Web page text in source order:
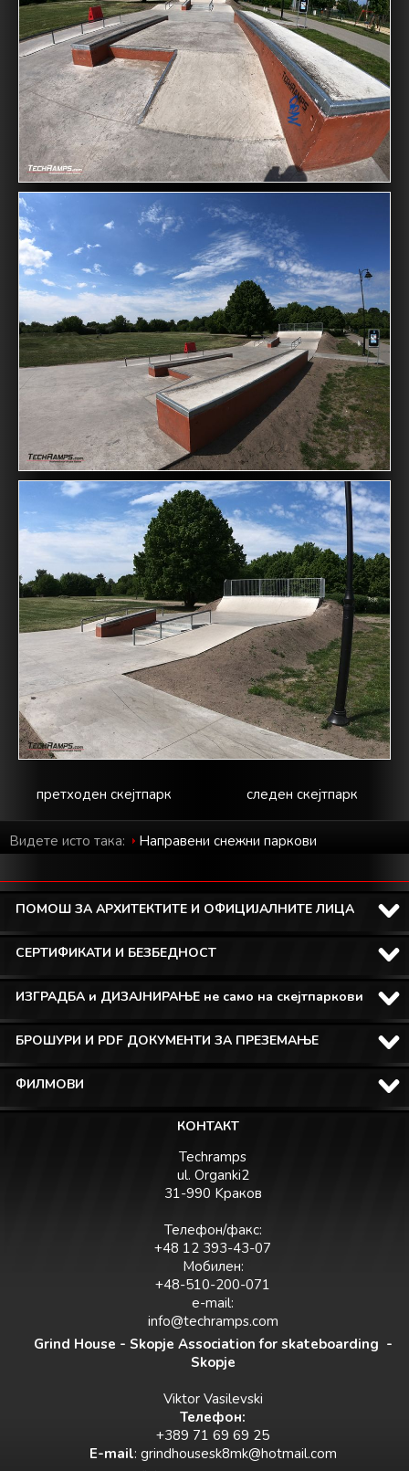
следен скејтпарк
претходен скејтпарк
Видете исто така: Направени снежни паркови
ПОМОШ ЗА АРХИТЕКТИТЕ И ОФИЦИЈАЛНИТЕ ЛИЦА
СЕРТИФИКАТИ И БЕЗБЕДНОСТ
ИЗГРАДБА и ДИЗАЈНИРАЊЕ не само на скејтпаркови
БРОШУРИ И PDF ДОКУМЕНТИ ЗА ПРЕЗЕМАЊЕ
ФИЛМОВИ
КОНТАКТ
Techramps
ul. Organki2
31-990 Kраков
Телефон/факс:
+48 12 393-43-07
Мобилен:
+48-510-200-071
e-mail:
info@techramps.com
Grind House - Skopje Association for skateboarding -
Skopje
Viktor Vasilevski
Teлефон:
+389 71 69 69 25
E-mail: grindhousesk8mk@hotmail.com